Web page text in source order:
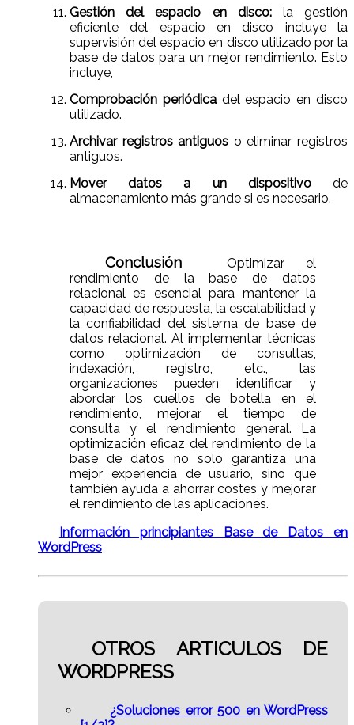
Gestión del espacio en disco:la gestión
eficiente del espacio en disco incluye la
supervisión del espacio en disco utilizado por la
base de datos para un mejor rendimiento. Esto
incluye,
Comprobación periódicadel espacio en disco
utilizado.
Archivar registros antiguos o eliminar registros
antiguos.
Mover datos a un dispositivode
almacenamiento más grande si es necesario.
Conclusión
Optimizar el
rendimiento de la base de datos
relacional es esencial para mantener la
capacidad de respuesta, la escalabilidad y
la confiabilidad del sistema de base de
datos relacional. Al implementar técnicas
como optimización de consultas,
indexación, registro, etc., las
organizaciones pueden identificar y
abordar los cuellos de botella en el
rendimiento, mejorar el tiempo de
consulta y el rendimiento general. La
optimización eficaz del rendimiento de la
base de datos no solo garantiza una
mejor experiencia de usuario, sino que
también ayuda a ahorrar costes y mejorar
el rendimiento de las aplicaciones.
Información principiantes Base de Datos en
WordPress
OTROS ARTICULOS DE
WORDPRESS
¿Soluciones error 500 en WordPress